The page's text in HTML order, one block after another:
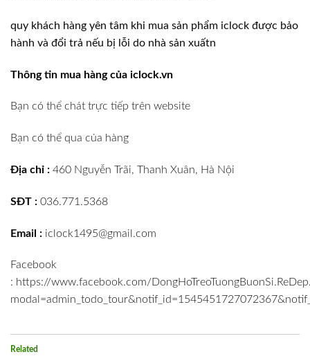
quy khách hàng yên tâm khi mua sản phẩm iclock được bảo
hành và đổi trả nếu bị lỗi do nhà sản xuấtn
Thông tin mua hàng của iclock.vn
Bạn có thể chát trực tiếp trên website
Bạn có thể qua của hàng
Địa chỉ : 460 Nguyễn Trãi, Thanh Xuân, Hà Nội
SĐT : 036.771.5368
Email : iclock1495@gmail.com
Facebook
: https://www.facebook.com/
Related